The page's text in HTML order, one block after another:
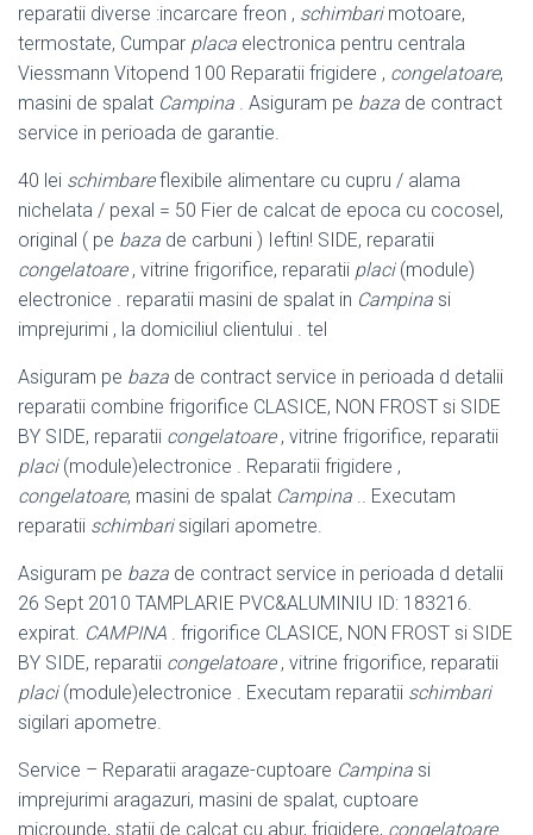
reparatii diverse :incarcare freon , schimbarimotoare,
termostate, Cumpar placa electronica pentru centrala
Viessmann Vitopend 100 Reparatii frigidere , congelatoare,
masini de spalat Campina . Asiguram pe baza de contract
service in perioada de garantie.
40 lei schimbareflexibile alimentare cu cupru / alama
nichelata / pexal = 50 Fier de calcat de epoca cu cocosel,
original ( pe baza de carbuni ) Ieftin! SIDE, reparatii
congelatoare, vitrine frigorifice, reparatii placi(module)
electronice . reparatii masini de spalat in Campina si
imprejurimi , la domiciliul clientului . tel
Asiguram pe baza de contract service in perioada d detalii
reparatii combine frigorifice CLASICE, NON FROST si SIDE
BY SIDE, reparatii congelatoare, vitrine frigorifice, reparatii
placi(module)electronice . Reparatii frigidere ,
congelatoare, masini de spalat Campina .. Executam
reparatii schimbarisigilari apometre.
Asiguram pe baza de contract service in perioada d detalii
26 Sept 2010 TAMPLARIE PVC&ALUMINIU ID: 183216.
expirat. CAMPINA . frigorifice CLASICE, NON FROST si SIDE
BY SIDE, reparatii congelatoare, vitrine frigorifice, reparatii
placi(module)electronice . Executam reparatii schimbari
sigilari apometre.
Service – Reparatii aragaze-cuptoare Campina si
imprejurimi aragazuri, masini de spalat, cuptoare
microunde, statii de calcat cu abur, frigidere, congelatoare.